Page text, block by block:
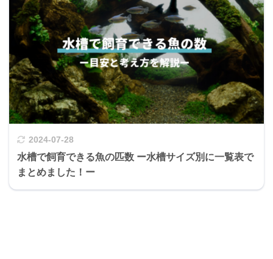
2024-07-28
水槽で飼育できる魚の匹数 ー水槽サイズ別に一覧表で
まとめました！ー